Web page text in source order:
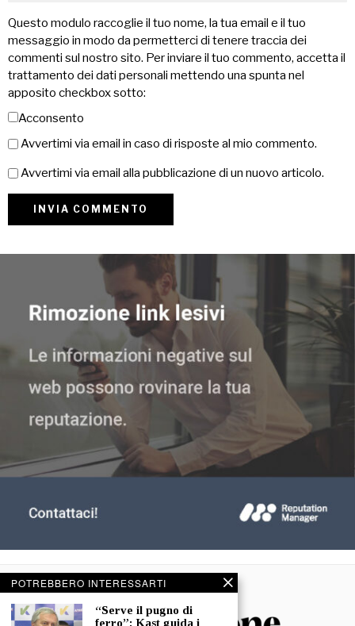
Questo modulo raccoglie il tuo nome, la tua email e il tuo
messaggio in modo da permetterci di tenere traccia dei
commenti sul nostro sito. Per inviare il tuo commento, accetta il
trattamento dei dati personali mettendo una spunta nel
apposito checkbox sotto:
Acconsento
Avvertimi via email in caso di risposte al mio commento.
Avvertimi via email alla pubblicazione di un nuovo articolo.
POTREBBERO INTERESSARTI
“Serve il pugno di
ferro”: Kast guida i